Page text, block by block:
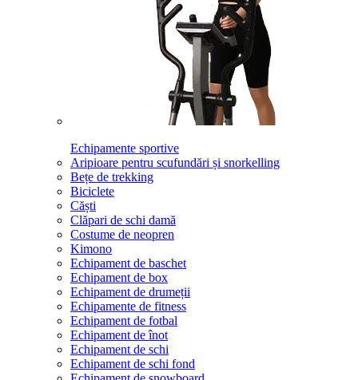
Echipamente sportive
Aripioare pentru scufundări și snorkelling
Bețe de trekking
Biciclete
Căști
Clăpari de schi damă
Costume de neopren
Kimono
Echipament de baschet
Echipament de box
Echipament de drumeții
Echipamente de fitness
Echipament de fotbal
Echipament de înot
Echipament de schi
Echipament de schi fond